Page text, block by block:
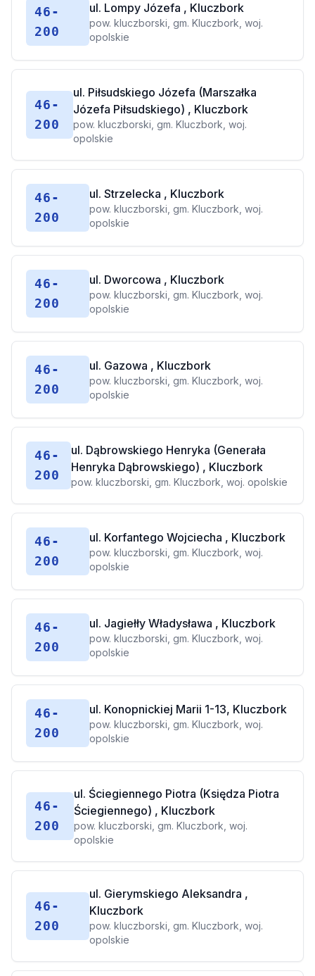
46-
200
ul. Lompy Józefa , Kluczbork
pow. kluczborski, gm. Kluczbork, woj.
opolskie
46-
200
ul. Piłsudskiego Józefa (Marszałka
Józefa Piłsudskiego) , Kluczbork
pow. kluczborski, gm. Kluczbork, woj.
opolskie
46-
200
ul. Strzelecka , Kluczbork
pow. kluczborski, gm. Kluczbork, woj.
opolskie
46-
200
ul. Dworcowa , Kluczbork
pow. kluczborski, gm. Kluczbork, woj.
opolskie
46-
200
ul. Gazowa , Kluczbork
pow. kluczborski, gm. Kluczbork, woj.
opolskie
46-
200
ul. Dąbrowskiego Henryka (Generała
Henryka Dąbrowskiego) , Kluczbork
pow. kluczborski, gm. Kluczbork, woj. opolskie
46-
200
ul. Korfantego Wojciecha , Kluczbork
pow. kluczborski, gm. Kluczbork, woj.
opolskie
46-
200
ul. Jagiełły Władysława , Kluczbork
pow. kluczborski, gm. Kluczbork, woj.
opolskie
46-
200
ul. Konopnickiej Marii 1-13, Kluczbork
pow. kluczborski, gm. Kluczbork, woj.
opolskie
46-
200
ul. Ściegiennego Piotra (Księdza Piotra
Ściegiennego) , Kluczbork
pow. kluczborski, gm. Kluczbork, woj.
opolskie
46-
200
ul. Gierymskiego Aleksandra ,
Kluczbork
pow. kluczborski, gm. Kluczbork, woj.
opolskie